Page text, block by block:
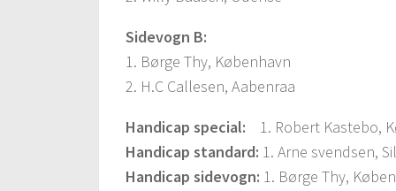
Sidevogn B:
1. Børge Thy, København
2. H.C Callesen, Aabenraa
Handicap special: 1. Robert Kastebo,
Handicap standard: 1. Arne svendsen,
Handicap sidevogn: 1. Børge Thy,